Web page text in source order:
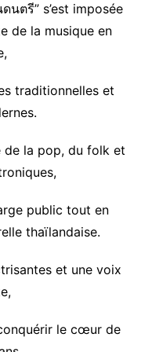
นตรี” s’est imposée
de la musique en
traditionnelles et
de la pop, du folk et
public tout en
thaïlandaise.
et une voix
le cœur de